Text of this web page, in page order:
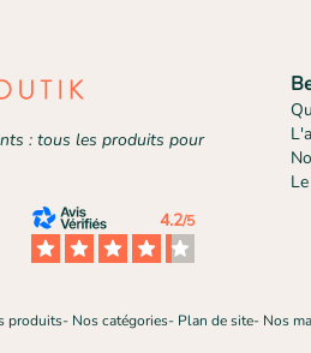
: tous les produits pour
4.2/5
produits- Nos catégories- Plan de site- Nos